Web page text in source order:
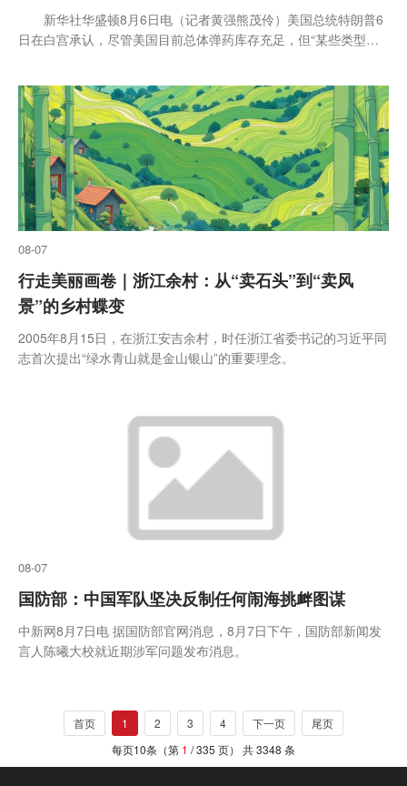
新华社华盛顿8月6日电（记者黄强熊茂伶）美国总统特朗普6
日在白宫承认，尽管美国目前总体弹药库存充足，但“某些类型弹
08-07
行走美丽画卷｜浙江余村：从“卖石头”到“卖风
景”的乡村蝶变
2005年8月15日，在浙江安吉余村，时任浙江省委书记的习近平同
志首次提出“绿水青山就是金山银山”的重要理念。
08-07
国防部：中国军队坚决反制任何闹海挑衅图谋
中新网8月7日电 据国防部官网消息，8月7日下午，国防部新闻发
言人陈曦大校就近期涉军问题发布消息。
首页 1 2 3 4 下一页
尾页
每页10条（第 1 / 335 页） 共 3348 条